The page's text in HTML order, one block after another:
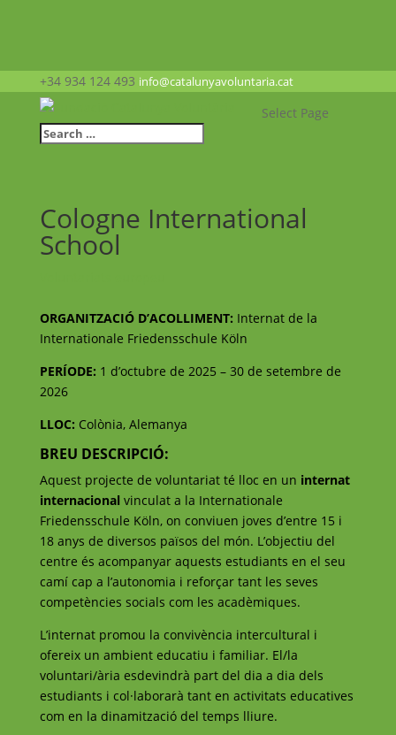
+34 934 124 493 info@catalunyavoluntaria.cat
Select Page
Cologne International
School
ORGANITZACIÓ D’ACOLLIMENT: Internat de la
Internationale Friedensschule Köln
PERÍODE: 1 d’octubre de 2025 – 30 de setembre de
2026
LLOC: Colònia, Alemanya
BREU DESCRIPCIÓ:
Aquest projecte de voluntariat té lloc en un internat
internacionalvinculat a la Internationale
Friedensschule Köln, on conviuen joves d’entre 15 i
18 anys de diversos països del món. L’objectiu del
centre és acompanyar aquests estudiants en el seu
camí cap a l’autonomia i reforçar tant les seves
competències socials com les acadèmiques.
L’internat promou la convivència intercultural i
ofereix un ambient educatiu i familiar. El/la
voluntari/ària esdevindrà part del dia a dia dels
estudiants i col·laborarà tant en activitats educatives
com en la dinamització del temps lliure.